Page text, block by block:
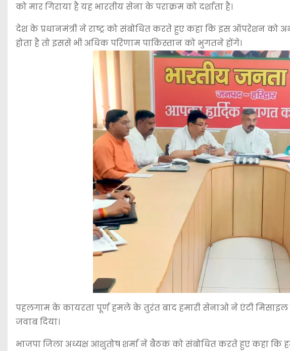
को मार गिराया है यह भारतीय सेना के पराक्रम को दर्शाता है।
देश के प्रधानमंत्री ने राष्ट्र को संबोधित करते हुए कहा कि इस ऑपरेशन को
होता है तो इससे भी अधिक परिणाम पाकिस्तान को भुगतने होंगे।
पहलगाम के कायरता पूर्ण हमले के तुरंत बाद हमारी सेनाओ ने एंटी मिसाइल
जवाब दिया।
भाजपा जिला अध्यक्ष आशुतोष शर्मा ने बैठक को संबोधित करते हुए कहा कि